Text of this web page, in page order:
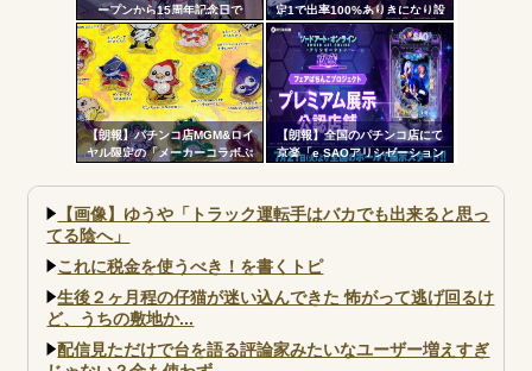
ープンから15周年記念日で
す！」←ワイ「五万負けてま
す」
定1で出率100%ありきになり設
定1放置がデフォになったから
【朗報】パチンコ店MGM&ロイ
ヤル限定の「メーカーコラボぷ
題に！限定生産3000枚らしい
【朗報】全国のパチンコ店にて
京楽「e SAOアリシゼーション
が始まる！SAOファンは急
げ！！！
【画像】ゆうや「トラック運転手はバカでも出来ると思っ
てる陰へ」
これに税金を使うべき！を書くトピ
生後２ヶ月程の仔猫が迷い込んできた 怖がって逃げ回るけ
ど、うちの敷地か...
配信見ただけで台を語る評論家みたいなユーザー増えすぎ